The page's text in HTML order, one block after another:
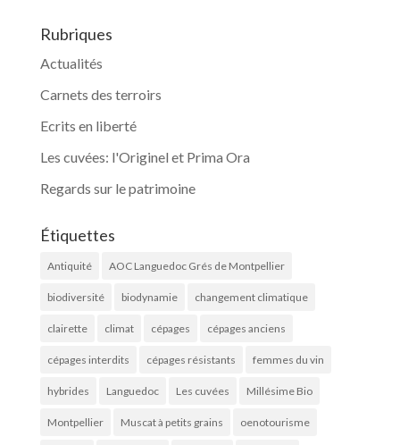
Rubriques
Actualités
Carnets des terroirs
Ecrits en liberté
Les cuvées: l'Originel et Prima Ora
Regards sur le patrimoine
Étiquettes
Antiquité AOC Languedoc Grés de Montpellier
biodiversité biodynamie changement climatique
clairette climat cépages cépages anciens
cépages interdits cépages résistants femmes du vin
hybrides Languedoc Les cuvées Millésime Bio
Montpellier Muscat à petits grains oenotourisme